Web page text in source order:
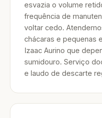
esvazia o volume
frequência de
voltar cedo.
chácaras e pequenas
Izaac Aurino que
sumidouro. Serviço
e laudo de descarte